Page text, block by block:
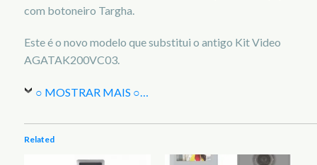
com botoneiro Targha.
Este é o novo modelo que substitui o antigo Kit Video
AGATAK200VC03.
○ MOSTRAR MAIS ○…
Related